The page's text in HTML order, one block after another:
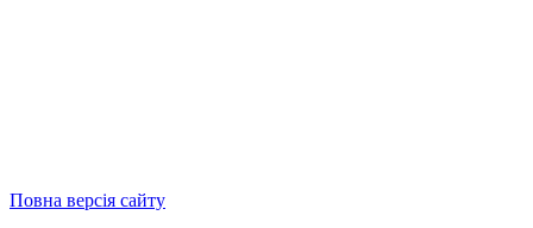
Повна версія сайту